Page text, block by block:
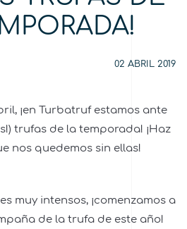
02 ABRIL 2019
¡en Turbatruf estamos ante
trufas de la temporada! ¡Haz
nos quedemos sin ellas!
muy intensos, ¡comenzamos a
de la trufa de este año!